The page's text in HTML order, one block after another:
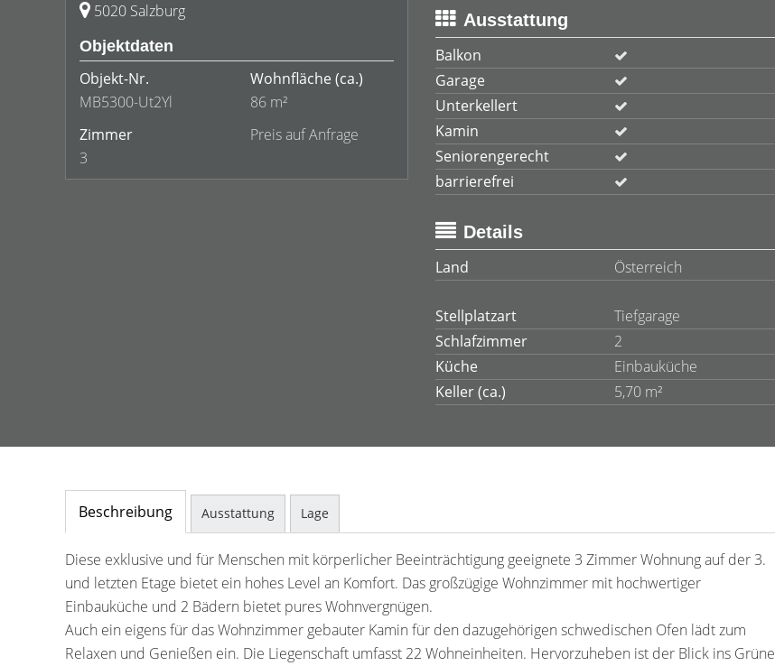
5020 Salzburg
Objektdaten
Objekt-Nr.
MB5300-Ut2Yl
Wohnfläche (ca.)
86 m²
Zimmer
3
Preis auf Anfrage
Ausstattung
Balkon
Garage
Unterkellert
Kamin
Seniorengerecht
barrierefrei
Details
Land
Österreich
Stellplatzart Tiefgarage
Schlafzimmer
2
Küche
Einbauküche
Keller (ca.)
5,70 m²
Beschreibung Ausstattung Lage
Diese exklusive und für Menschen mit körperlicher Beeinträchtigung geeignete 3 Zimmer Wohnung auf der 3.
und letzten Etage bietet ein hohes Level an Komfort. Das großzügige Wohnzimmer mit hochwertiger
Einbauküche und 2 Bädern bietet pures Wohnvergnügen.
Auch ein eigens für das Wohnzimmer gebauter Kamin für den dazugehörigen schwedischen Ofen lädt zum
Relaxen und Genießen ein. Die Liegenschaft umfasst 22 Wohneinheiten. Hervorzuheben ist der Blick ins Grüne